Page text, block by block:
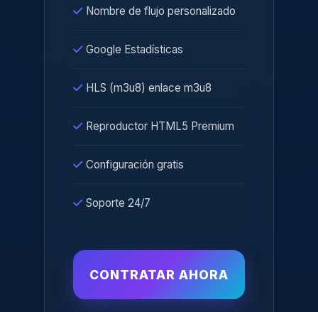
Nombre de flujo personalizado
Google Estadísticas
HLS (m3u8) enlace m3u8
Reproductor HTML5 Premium
Configuración gratis
Soporte 24/7
CONTRATAR AHORA